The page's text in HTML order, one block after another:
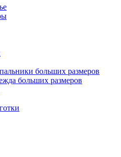
больших размеров
больших размеров